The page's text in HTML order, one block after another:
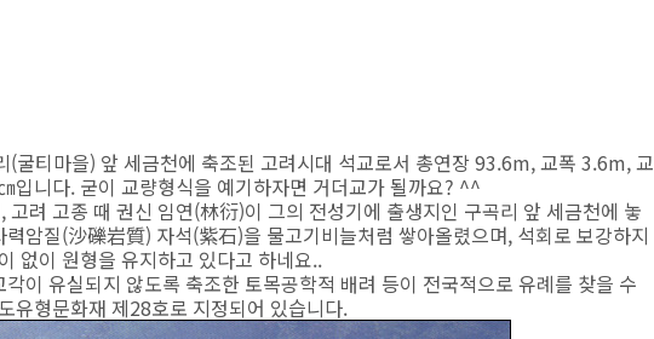
(굴티마을) 앞 세금천에 축조된 고려시대 석교로서 총연장 93.6m, 교폭 3.6m, 교
입니다. 굳이 교량형식을 예기하자면 거더교가 될까요? ^^
고려 고종 때 권신 임연(林衍)이 그의 전성기에 출생지인 구곡리 앞 세금천에 놓
암질(沙礫岩質) 자석(紫石)을 물고기비늘처럼 쌓아올렸으며, 석회로 보강하지
없이 원형을 유지하고 있다고 하네요..
이 유실되지 않도록 축조한 토목공학적 배려 등이 전국적으로 유례를 찾을 수
유형문화재 제28호로 지정되어 있습니다.